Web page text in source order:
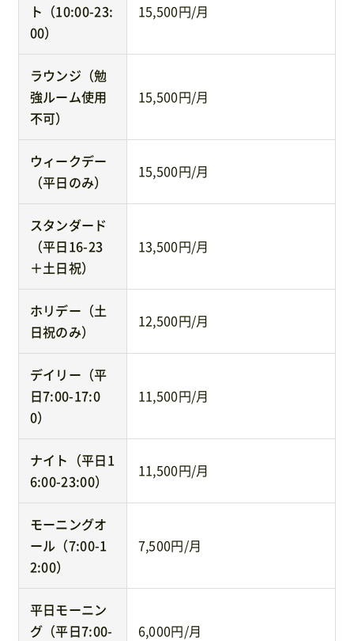
ト（10:00-23:
00）
15,500円/月
ラウンジ（勉
強ルーム使用
不可）
15,500円/月
ウィークデー
（平日のみ）
15,500円/月
スタンダード
（平日16-23
＋土日祝）
13,500円/月
ホリデー（土
日祝のみ）
12,500円/月
デイリー（平
日7:00-17:0
0）
11,500円/月
ナイト（平日1
6:00-23:00）
11,500円/月
モーニングオ
ール（7:00-1
2:00）
7,500円/月
平日モーニン
グ（平日7:00-
6,000円/月